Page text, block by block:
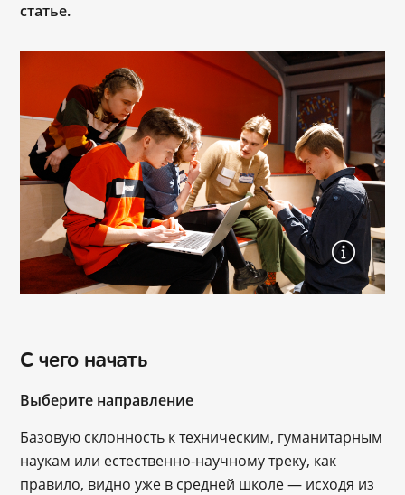
статье.
С чего начать
Выберите направление
Базовую склонность к техническим, гуманитарным
наукам или естественно-научному треку, как
правило, видно уже в средней школе ― исходя из